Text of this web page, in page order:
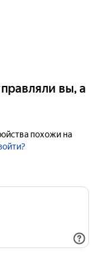
вы, а
похожи на